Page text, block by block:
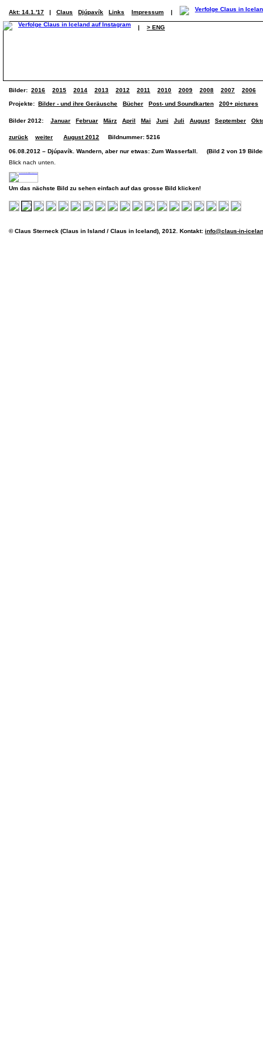
Akt: 14.1.'17 | Claus Djúpavík Links Impressum |
| > ENG
Bilder: 2016 2015 2014 2013 2012 2011 2010 2009 2008 2007 2006
Projekte: Bilder - und ihre Geräusche Bücher Post- und Soundkarten 200+ pictures
Bilder 2012: Januar Februar März April Mai Juni Juli August September
zurück weiter August 2012 Bildnummer: 5216
06.08.2012 – Djúpavík. Wandern, aber nur etwas: Zum Wasserfall. (Bild 2 von 19
Blick nach unten.
Um das nächste Bild zu sehen einfach auf das grosse Bild klicken!
© Claus Sterneck (Claus in Island / Claus in Iceland), 2012. Kontakt: info@claus-in-